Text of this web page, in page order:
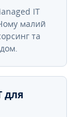
IT
малий
та
для